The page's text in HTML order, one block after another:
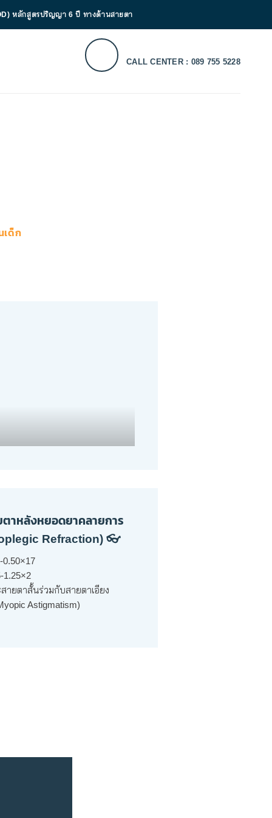
หลักสูตรปริญญา 6 ปี ทางด้านสายตา
CALL CENTER : 089 755 5228
เด็ก
ยตาหลังหยอดยาคลายการ
Refraction) 👓
0.50×17
1.25×2
ายตาสั้นร่วมกับสายตาเอียง
Astigmatism)